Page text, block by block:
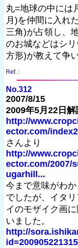
丸=地球の中には
月)を仲間に入れ
三角)が占領し、
のお城などはシ
方形)が教えて争
Ref. :
No.312
2007/8/15
2009年5月22日解
http://
ector.com/
さんより
http://
ector.com/2007/
ugarhill...
今まで意味がわ
でしたが、イタ
イのモザイク画
いました。
http://